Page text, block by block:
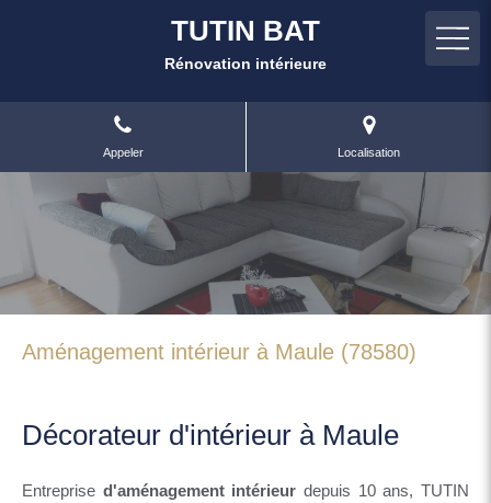
TUTIN BAT
Rénovation intérieure
Appeler Localisation
Aménagement intérieur à Maule (78580)
Décorateur d'intérieur à Maule
Entreprise d'aménagement intérieur depuis 10 ans, TUTIN